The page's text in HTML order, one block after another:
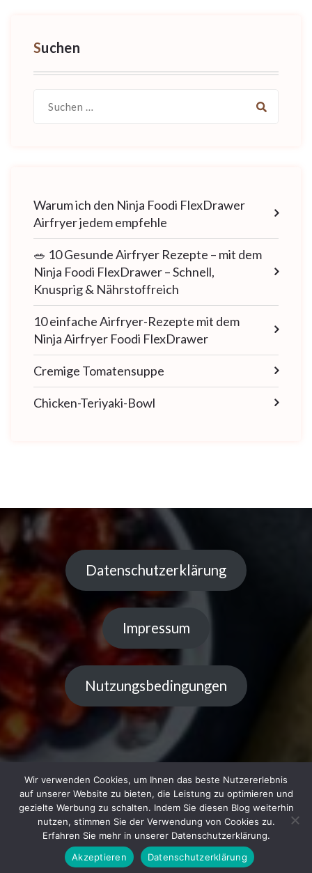
Suchen
nach:
Warum ich den Ninja Foodi FlexDrawer
Airfryer jedem empfehle
🥗 10 Gesunde Airfryer Rezepte – mit dem
Ninja Foodi FlexDrawer – Schnell,
Knusprig & Nährstoffreich
10 einfache Airfryer-Rezepte mit dem
Ninja Airfryer Foodi FlexDrawer
Cremige Tomatensuppe
Chicken-Teriyaki-Bowl
Datenschutzerklärung
Impressum
Nutzungsbedingungen
Copyright © 2023 Küchentipps | Powered by LiGe
Wir verwenden Cookies, um Ihnen das beste Nutzererlebnis
auf unserer Website zu bieten, die Leistung zu optimieren und
gezielte Werbung zu schalten. Indem Sie diesen Blog weiterhin
nutzen, stimmen Sie der Verwendung von Cookies zu.
Erfahren Sie mehr in unserer Datenschutzerklärung.
Akzeptieren
Datenschutzerklärung